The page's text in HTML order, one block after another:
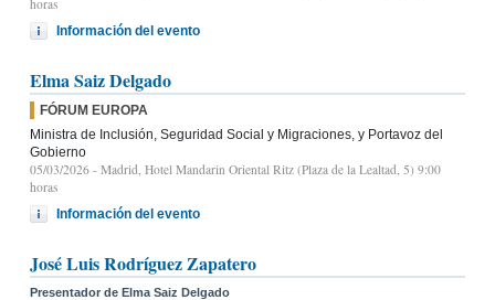
horas
Información del evento
Elma Saiz Delgado
FÓRUM EUROPA
Ministra de Inclusión, Seguridad Social y Migraciones, y Portavoz del
Gobierno
05/03/2026 - Madrid, Hotel Mandarin Oriental Ritz (Plaza de la Lealtad, 5) 9:00
horas
Información del evento
José Luis Rodríguez Zapatero
Presentador de Elma Saiz Delgado